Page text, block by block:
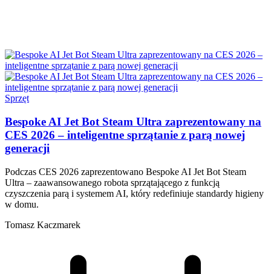
Sprzęt
Bespoke AI Jet Bot Steam Ultra zaprezentowany na
CES 2026 – inteligentne sprzątanie z parą nowej
generacji
Podczas CES 2026 zaprezentowano Bespoke AI Jet Bot Steam
Ultra – zaawansowanego robota sprzątającego z funkcją
czyszczenia parą i systemem AI, który redefiniuje standardy higieny
w domu.
Tomasz Kaczmarek